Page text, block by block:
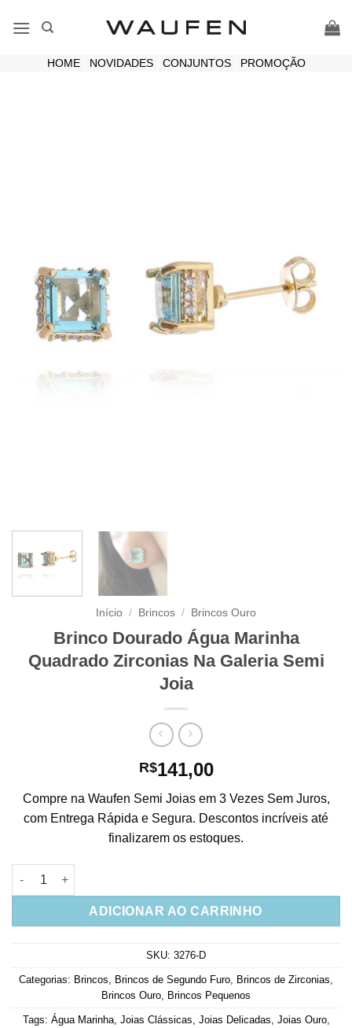
HOME| NOVIDADES| CONJUNTOS| PROMOÇÃO
Início / Brincos / Brincos Ouro
Brinco Dourado Água Marinha
Quadrado Zirconias Na Galeria Semi
Joia
R$141,00
Compre na Waufen Semi Joias em 3 Vezes Sem Juros,
com Entrega Rápida e Segura. Descontos incríveis até
finalizarem os estoques.
Brinco Dourado Água Marinha Quadrado Zirconias Na Galeria
ADICIONAR AO CARRINHO
SKU: 3276-D
Categorias: Brincos Brincos de Segundo Furo Brincos de Zirconias
Brincos Ouro Brincos Pequenos
Tags: Água Marinha, Joias Clássicas Joias Delicadas Joias Ouro,